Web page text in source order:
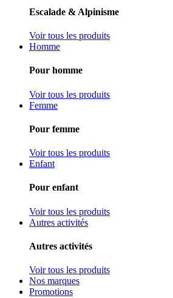
Escalade & Alpinisme
Voir tous les produits
Homme
Pour homme
Voir tous les produits
Femme
Pour femme
Voir tous les produits
Enfant
Pour enfant
Voir tous les produits
Autres activités
Autres activités
Voir tous les produits
Nos marques
Promotions